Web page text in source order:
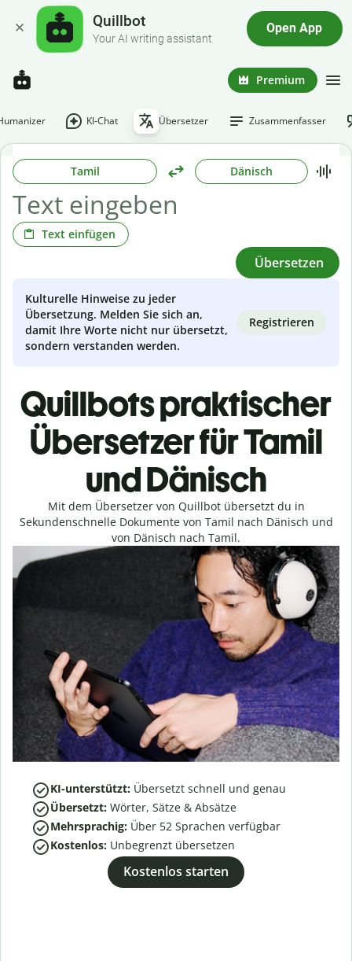
Quillbot
Your AI writing assistant
Open App
Premium
KI-Chat Übersetzer Zusammenfasser
Tamil Dänisch
Text einfügen
Übersetzen
Kulturelle Hinweise zu jeder
Übersetzung. Melden Sie sich an,
damit Ihre Worte nicht nur übersetzt,
sondern verstanden werden.
Registrieren
Quillbots praktischer
Übersetzer für Tamil
und Dänisch
Mit dem Übersetzer von Quillbot übersetzt du in
Sekundenschnelle Dokumente von Tamil nach Dänisch und
von Dänisch nach Tamil.
KI-unterstützt: Übersetzt schnell und genau
Übersetzt: Wörter, Sätze & Absätze
Mehrsprachig: Über 52 Sprachen verfügbar
Kostenlos: Unbegrenzt übersetzen
Kostenlos starten